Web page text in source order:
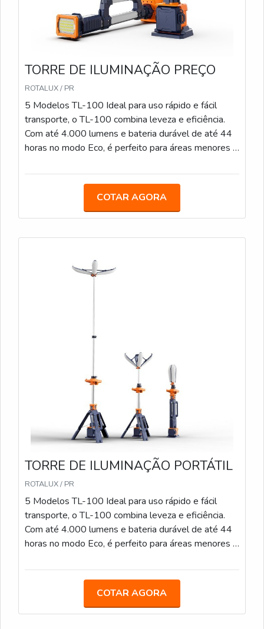
TORRE DE ILUMINAÇÃO PREÇO
ROTALUX / PR
5 Modelos TL-100 Ideal para uso rápido e fácil
transporte, o TL-100 combina leveza e eficiência.
Com até 4.000 lumens e bateria durável de até 44
horas no modo Eco, é perfeito para áreas menores e
de até 12.000 lumens e tempo de bateria de até
ajusta a várias alturas (de 1 a 2,3 metros) em
segundos, ideal para áreas de médio porte. PL-200
iluminação uniforme. Com até 12.000 lumens e
duração de bateria de até 44 horas, proporciona
de 17.000 lumens e alcance de 1.100 m², o TL-400
é a escolha perfeita para grandes áreas que exigem
iluminação de alta intensidade e durabilidade de até
100 horas no modo Eco.
COTAR AGORA
TORRE DE ILUMINAÇÃO PORTÁTIL
ROTALUX / PR
5 Modelos TL-100 Ideal para uso rápido e fácil
transporte, o TL-100 combina leveza e eficiência.
Com até 4.000 lumens e bateria durável de até 44
horas no modo Eco, é perfeito para áreas menores e
de até 12.000 lumens e tempo de bateria de até
ajusta a várias alturas (de 1 a 2,3 metros) em
segundos, ideal para áreas de médio porte. PL-200
COTAR AGORA